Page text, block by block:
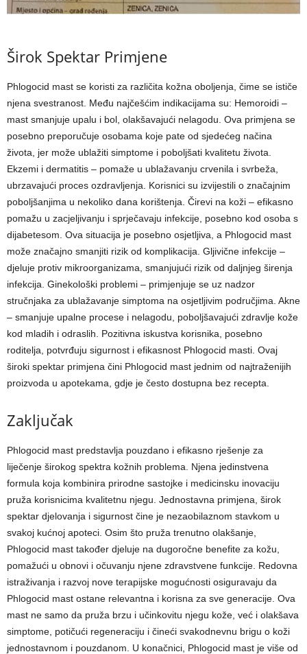
Širok Spektar Primjene
Phlogocid mast se koristi za različita kožna oboljenja, čime se ističe
njena svestranost. Među najčešćim indikacijama su: Hemoroidi –
mast smanjuje upalu i bol, olakšavajući nelagodu. Ova primjena se
posebno preporučuje osobama koje pate od sjedećeg načina
života, jer može ublažiti simptome i poboljšati kvalitetu života.
Ekzemi i dermatitis – pomaže u ublažavanju crvenila i svrbeža,
ubrzavajući proces ozdravljenja. Korisnici su izvijestili o značajnim
poboljšanjima u nekoliko dana korištenja. Čirevi na koži – efikasno
pomažu u zacjeljivanju i sprječavaju infekcije, posebno kod osoba s
dijabetesom. Ova situacija je posebno osjetljiva, a Phlogocid mast
može značajno smanjiti rizik od komplikacija. Gljivične infekcije –
djeluje protiv mikroorganizama, smanjujući rizik od daljnjeg širenja
infekcija. Ginekološki problemi – primjenjuje se uz nadzor
stručnjaka za ublažavanje simptoma na osjetljivim područjima. Akne
– smanjuje upalne procese i nelagodu, poboljšavajući zdravlje kože
kod mladih i odraslih. Pozitivna iskustva korisnika, posebno
roditelja, potvrđuju sigurnost i efikasnost Phlogocid masti. Ovaj
široki spektar primjena čini Phlogocid mast jednim od najtraženijih
proizvoda u apotekama, gdje je često dostupna bez recepta.
Zaključak
Phlogocid mast predstavlja pouzdano i efikasno rješenje za
liječenje širokog spektra kožnih problema. Njena jedinstvena
formula koja kombinira prirodne sastojke i medicinsku inovaciju
pruža korisnicima kvalitetnu njegu. Jednostavna primjena, širok
spektar djelovanja i sigurnost čine je nezaobilaznom stavkom u
svakoj kućnoj apoteci. Osim što pruža trenutno olakšanje,
Phlogocid mast također djeluje na dugoročne benefite za kožu,
pomažući u obnovi i očuvanju njene zdravstvene funkcije. Redovna
istraživanja i razvoj nove terapijske mogućnosti osiguravaju da
Phlogocid mast ostane relevantna i korisna za sve generacije. Ova
mast ne samo da pruža brzu i učinkovitu njegu kože, već i olakšava
simptome, potičući regeneraciju i čineći svakodnevnu brigu o koži
jednostavnom i pouzdanom. U konačnici, Phlogocid mast je više od